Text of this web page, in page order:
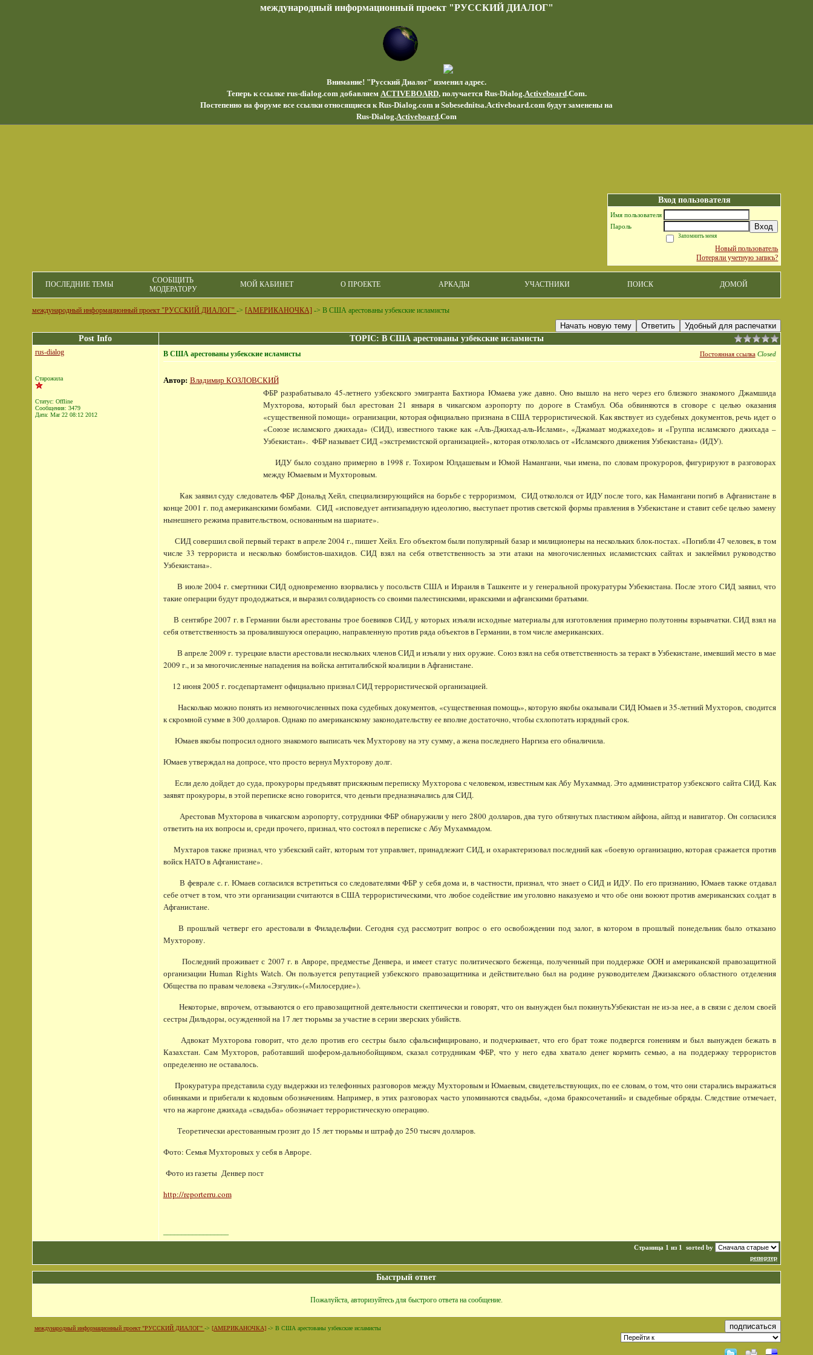
международный информационный проект "РУССКИЙ ДИАЛОГ"
Внимание! "Русский Диалог" изменил адрес.
Теперь к ссылке rus-dialog.com добавляем ACTIVEBOARD, получается Rus-Dialog.Activeboard.Com.
Постепенно на форуме все ссылки относящиеся к Rus-Dialog.com и Sobesednitsa.Activeboard.com будут заменены на
Rus-Dialog.Activeboard.Com
Вход пользователя
Имя пользователя
Пароль
Вход
Запомнить меня
Новый пользователь
Потеряли учетную запись?
ПОСЛЕДНИЕ ТЕМЫ
СООБЩИТЬ
МОДЕРАТОРУ
МОЙ КАБИНЕТ О ПРОЕКТЕ АРКАДЫ УЧАСТНИКИ ПОИСК ДОМОЙ
международный информационный проект "РУССКИЙ ДИАЛОГ" -> [АМЕРИКАНОЧКА] -> В США арестованы узбекские исламисты
Начать новую тему Ответить
Удобный для распечатки
Post Info
TOPIC: В США арестованы узбекские исламисты
rus-dialog
Старожила
Статус: Offline
Сообщения: 3479
Дата: Mar 22 08:12 2012
В США арестованы узбекские исламисты Постоянная ссылка Closed
Автор: Владимир КОЗЛОВСКИЙ
ФБР разрабатывало 45-летнего узбекского эмигранта Бахтиора Юмаева уже давно. Оно вышло на него через его близкого знакомого Джамшида
Мухторова, который был арестован 21 января в чикагском аэропорту по дороге в Стамбул. Оба обвиняются в сговоре с целью оказания
«существенной помощи» огранизации, которая официально признана в США террористической. Как явствует из судебных документов, речь идет о
«Союзе исламского джихада» (СИД), известного также как «Аль-Джихад-аль-Ислами», «Джамаат моджахедов» и «Группа исламского джихада –
Узбекистан». ФБР называет СИД «экстремистской организацией», которая откололась от «Исламского движения Узбекистана» (ИДУ).
ИДУ было создано примерно в 1998 г. Тохиром Юлдашевым и Юмой Намангани, чьи имена, по словам прокуроров, фигурируют в разговорах
между Юмаевым и Мухторовым.
Как заявил суду следователь ФБР Дональд Хейл, специализирующийся на борьбе с терроризмом, СИД откололся от ИДУ после того, как Намангани погиб в Афганистане в
конце 2001 г. под американскими бомбами. СИД «исповедует антизападную идеологию, выступает против светской формы правления в Узбекистане и ставит себе целью замену
нынешнего режима правительством, основанным на шариате».
СИД совершил свой первый теракт в апреле 2004 г., пишет Хейл. Его объектом были популярный базар и милиционеры на нескольких блок-постах. «Погибли 47 человек, в том
числе 33 террориста и несколько бомбистов-шахидов. СИД взял на себя ответственность за эти атаки на многочисленных исламистских сайтах и заклеймил руководство
Узбекистана».
В июле 2004 г. смертники СИД одновременно взорвались у посольств США и Израиля в Ташкенте и у генеральной прокуратуры Узбекистана. После этого СИД заявил, что
такие операции будут прододжаться, и выразил солидарность со своими палестинскими, иракскими и афганскими братьями.
В сентябре 2007 г. в Германии были арестованы трое боевиков СИД, у которых изъяли исходные материалы для изготовления примерно полутонны взрывчатки. СИД взял на
себя ответственность за провалившуюся операцию, направленную против ряда объектов в Германии, в том числе американских.
В апреле 2009 г. турецкие власти арестовали нескольких членов СИД и изъяли у них оружие. Союз взял на себя ответственность за теракт в Узбекистане, имевший место в мае
2009 г., и за многочисленные нападения на войска антиталибской коалиции в Афганистане.
12 июня 2005 г. госдепартамент официально признал СИД террористической организацией.
Насколько можно понять из немногочисленных пока судебных документов, «существенная помощь», которую якобы оказывали СИД Юмаев и 35-летний Мухторов, сводится
к скромной сумме в 300 долларов. Однако по американскому законодательству ее вполне достаточно, чтобы схлопотать изрядный срок.
Юмаев якобы попросил одного знакомого выписать чек Мухторову на эту сумму, а жена последнего Наргиза его обналичила.
Юмаев утверждал на допросе, что просто вернул Мухторову долг.
Если дело дойдет до суда, прокуроры предъявят присяжным переписку Мухторова с человеком, известным как Абу Мухаммад. Это администратор узбекского сайта СИД. Как
заявят прокуроры, в этой переписке ясно говорится, что деньги предназначались для СИД.
Арестовав Мухторова в чикагском аэропорту, сотрудники ФБР обнаружили у него 2800 долларов, два туго обтянутых пластиком айфона, айпэд и навигатор. Он согласился
ответить на их вопросы и, среди прочего, признал, что состоял в переписке с Абу Мухаммадом.
Мухтаров также признал, что узбекский сайт, которым тот управляет, принадлежит СИД, и охарактеризовал последний как «боевую организацию, которая сражается против
войск НАТО в Афганистане».
В феврале с. г. Юмаев согласился встретиться со следователями ФБР у себя дома и, в частности, признал, что знает о СИД и ИДУ. По его признанию, Юмаев также отдавал
себе отчет в том, что эти организации считаются в США террористическими, что любое содействие им уголовно наказуемо и что обе они воюют против американских солдат в
Афганистане.
В прошлый четверг его арестовали в Филадельфии. Сегодня суд рассмотрит вопрос о его освобождении под залог, в котором в прошлый понедельник было отказано
Мухторову.
Последний проживает с 2007 г. в Авроре, предместье Денвера, и имеет статус политического беженца, полученный при поддержке ООН и американской правозащитной
организации Human Rights Watch. Он пользуется репутацией узбекского правозащитника и действительно был на родине руководителем Джизакского областного отделения
Общества по правам человека «Эзгулик»(«Милосердие»).
Некоторые, впрочем, отзываются о его правозащитной деятельности скептически и говорят, что он вынужден был покинутьУзбекистан не из-за нее, а в связи с делом своей
сестры Дильдоры, осужденной на 17 лет тюрьмы за участие в серии зверских убийств.
Адвокат Мухторова говорит, что дело против его сестры было сфальсифицировано, и подчеркивает, что его брат тоже подвергся гонениям и был вынужден бежать в
Казахстан. Сам Мухторов, работавший шофером-дальнобойщиком, сказал сотрудникам ФБР, что у него едва хватало денег кормить семью, а на поддержку террористов
определенно не оставалось.
Прокуратура представила суду выдержки из телефонных разговоров между Мухторовым и Юмаевым, свидетельствующих, по ее словам, о том, что они старались выражаться
обиняками и прибегали к кодовым обозначениям. Например, в этих разговорах часто упоминаются свадьбы, «дома бракосочетаний» и свадебные обряды. Следствие отмечает,
что на жаргоне джихада «свадьба» обозначает террористическую операцию.
Теоретически арестованным грозит до 15 лет тюрьмы и штраф до 250 тысяч долларов.
Фото: Семья Мухторовых у себя в Авроре.
Фото из газеты Денвер пост
http://reporterru.com
Страница 1 из 1
sorted by
репортер
Быстрый ответ
Пожалуйста, авторизуйтесь для быстрого ответа на сообщение.
международный информационный проект "РУССКИЙ ДИАЛОГ" -> [АМЕРИКАНОЧКА]-> В США арестованы узбекские исламисты подписаться